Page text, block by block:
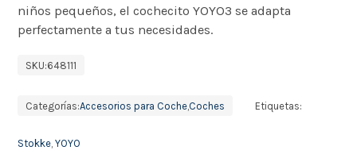
niños pequeños, el cochecito YOYO3 se adapta
perfectamente a tus necesidades.
SKU:648111
Categorías:Accesorios para Coche Coches Etiquetas:
Stokke,YOYO